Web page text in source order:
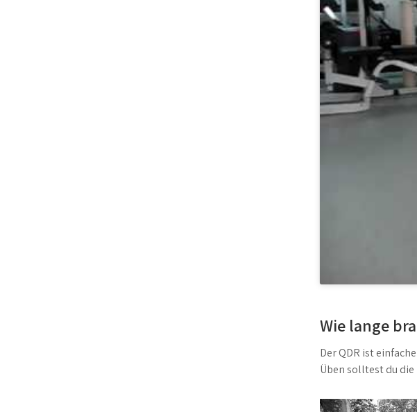
Wie lange
Der QDR ist
Üben solltest du